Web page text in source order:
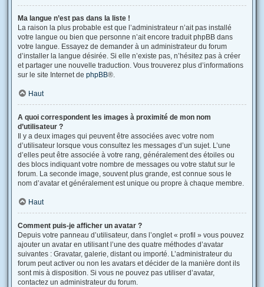
Ma langue n’est pas dans la liste !
La raison la plus probable est que l’administrateur n’ait pas installé
votre langue ou bien que personne n’ait encore traduit phpBB dans
votre langue. Essayez de demander à un administrateur du forum
d’installer la langue désirée. Si elle n’existe pas, n’hésitez pas à créer
et partager une nouvelle traduction. Vous trouverez plus d’informations
sur le site Internet de phpBB®.
Haut
A quoi correspondent les images à proximité de mon nom
d’utilisateur ?
Il y a deux images qui peuvent être associées avec votre nom
d’utilisateur lorsque vous consultez les messages d’un sujet. L’une
d’elles peut être associée à votre rang, généralement des étoiles ou
des blocs indiquant votre nombre de messages ou votre statut sur le
forum. La seconde image, souvent plus grande, est connue sous le
nom d’avatar et généralement est unique ou propre à chaque membre.
Haut
Comment puis-je afficher un avatar ?
Depuis votre panneau d’utilisateur, dans l’onglet « profil » vous pouvez
ajouter un avatar en utilisant l’une des quatre méthodes d’avatar
suivantes : Gravatar, galerie, distant ou importé. L’administrateur du
forum peut activer ou non les avatars et décider de la manière dont ils
sont mis à disposition. Si vous ne pouvez pas utiliser d’avatar,
contactez un administrateur du forum.